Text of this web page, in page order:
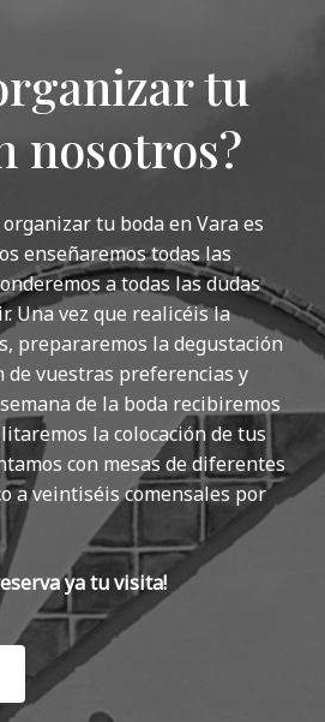
tu
nosotros?
tu boda en Vara es
enseñaremos todas las
a todas las dudas
Una vez que realicéis la
prepararemos la degustación
de vuestras preferencias y
de la boda recibiremos
la colocación de tus
con mesas de diferentes
a veintiséis comensales por
ya tu visita!